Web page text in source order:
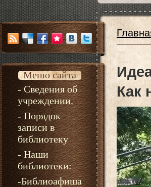
Меню сайта
- Сведения об
учреждении.
- Порядок
записи в
библиотеку
- Наши
библиотеки:
-Библиоафиша
Как